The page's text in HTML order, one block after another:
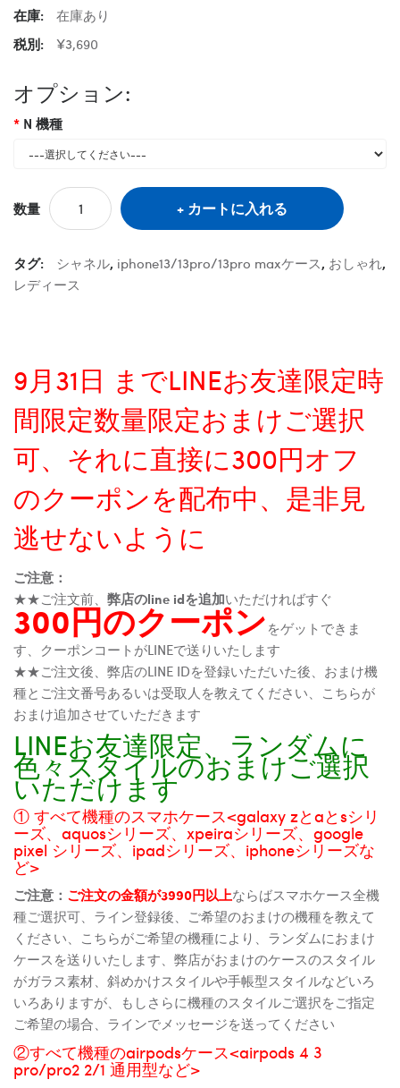
在庫:
在庫あり
税別:
¥3,690
オプション:
N 機種
数量 カートに入れる
タグ: シャネル, iphone13/13pro/13pro maxケース, おしゃれ,
レディース
9月31日 までLINEお友達限定時
間限定数量限定おまけご選択
可、それに直接に300円オフ
のクーポンを配布中、是非見
逃せないように
ご注意：
★★ご注文前、 弊店のline idを追加いただければすぐ
300円のクーポンをゲットできま
す、クーポンコートがLINEで送りいたします
★★ご注文後、弊店のLINE IDを登録いただいた後、おまけ機
種とご注文番号あるいは受取人を教えてください、こちらが
おまけ追加させていただきます
LINEお友達限定、ランダムに
色々スタイルのおまけご選択
いただけます
① すべて機種のスマホケース<galaxy zとaとsシリ
ーズ、aquosシリーズ、xpeiraシリーズ、google
pixel シリーズ、ipadシリーズ、iphoneシリーズな
ど>
ご注意： ご注文の金額が3990円以上ならばスマホケース全機
種ご選択可、ライン登録後、ご希望のおまけの機種を教えて
ください、こちらがご希望の機種により、ランダムにおまけ
ケースを送りいたします、弊店がおまけのケースのスタイル
がガラス素材、斜めかけスタイルや手帳型スタイルなどいろ
いろありますが、もしさらに機種のスタイルご選択をご指定
ご希望の場合、ラインでメッセージを送ってください
②すべて機種のairpodsケース<airpods 4 3
pro/pro2 2/1 通用型など>